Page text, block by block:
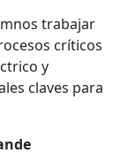
trabajar
críticos
y
claves para